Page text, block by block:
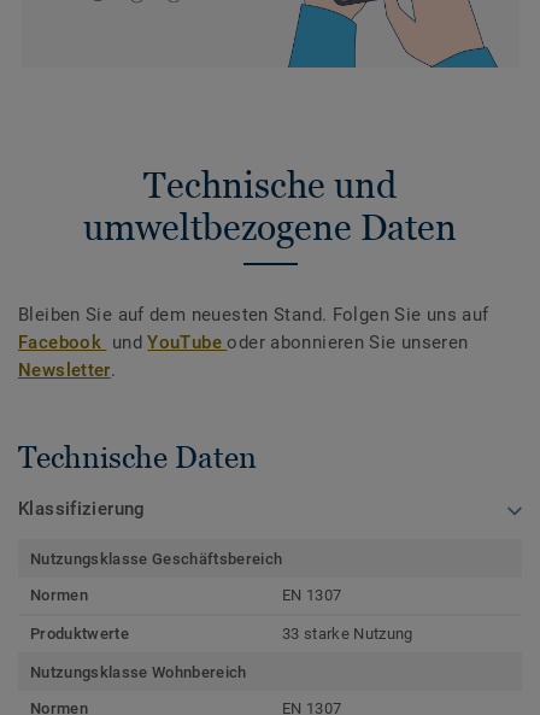
Technische und
umweltbezogene Daten
Bleiben Sie auf dem neuesten Stand. Folgen Sie uns auf
Facebook undYouTubeoder abonnieren Sie unseren
Newsletter.
Technische Daten
Klassifizierung
Nutzungsklasse Geschäftsbereich
Normen
EN 1307
Produktwerte 33 starke Nutzung
Nutzungsklasse Wohnbereich
Normen
EN 1307